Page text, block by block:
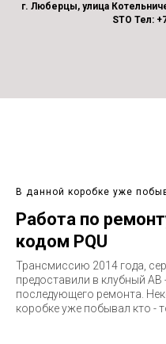
г. Люберцы, улица
STO Тел:
В данной коробке уже
Работа по
кодом PQU
Трансмиссию 2014 года,
предоставили в клубный АВ
последующего ремонта.
коробке уже побывал кто -